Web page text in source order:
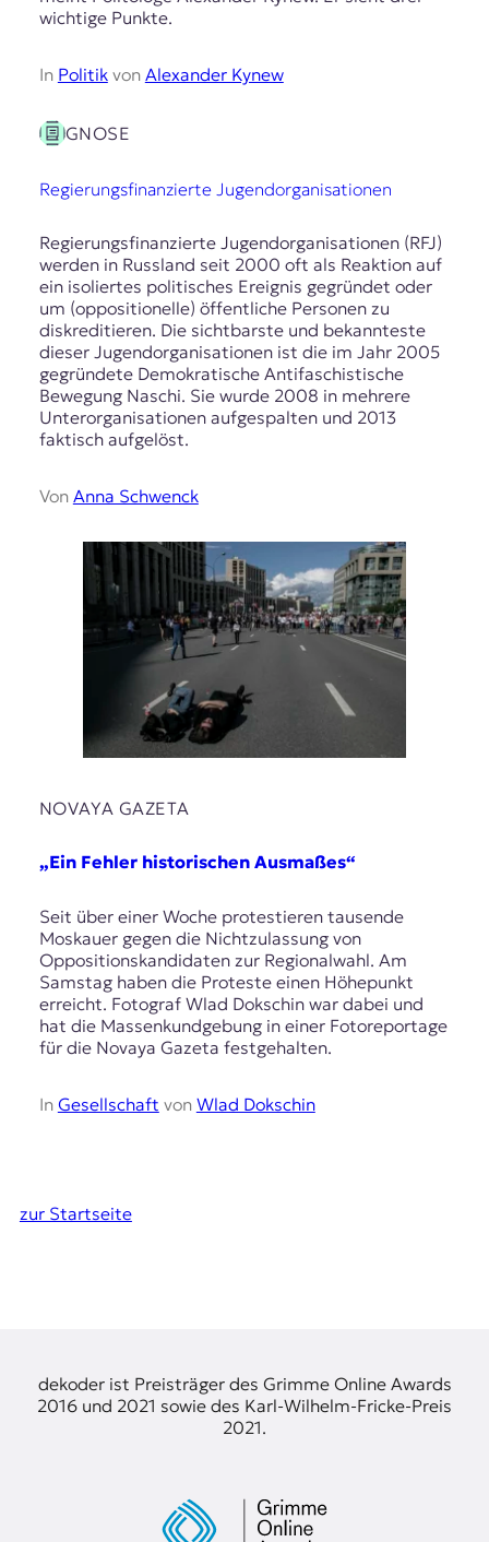
wichtige Punkte.
In Politikvon Alexander Kynew
GNOSE
Regierungsfinanzierte Jugendorganisationen
Regierungsfinanzierte Jugendorganisationen (RFJ)
werden in Russland seit 2000 oft als Reaktion auf
ein isoliertes politisches Ereignis gegründet oder
um (oppositionelle) öffentliche Personen zu
diskreditieren. Die sichtbarste und bekannteste
dieser Jugendorganisationen ist die im Jahr 2005
gegründete Demokratische Antifaschistische
Bewegung Naschi. Sie wurde 2008 in mehrere
Unterorganisationen aufgespalten und 2013
faktisch aufgelöst.
Von Anna Schwenck
NOVAYA GAZETA
„Ein Fehler historischen Ausmaßes“
Seit über einer Woche protestieren tausende
Moskauer gegen die Nichtzulassung von
Oppositionskandidaten zur Regionalwahl. Am
Samstag haben die Proteste einen Höhepunkt
erreicht. Fotograf Wlad Dokschin war dabei und
hat die Massenkundgebung in einer Fotoreportage
für die Novaya Gazeta festgehalten.
In Gesellschaft von Wlad Dokschin
zur Startseite
dekoder ist Preisträger des Grimme Online Awards
2016 und 2021 sowie des Karl-Wilhelm-Fricke-Preis
2021.